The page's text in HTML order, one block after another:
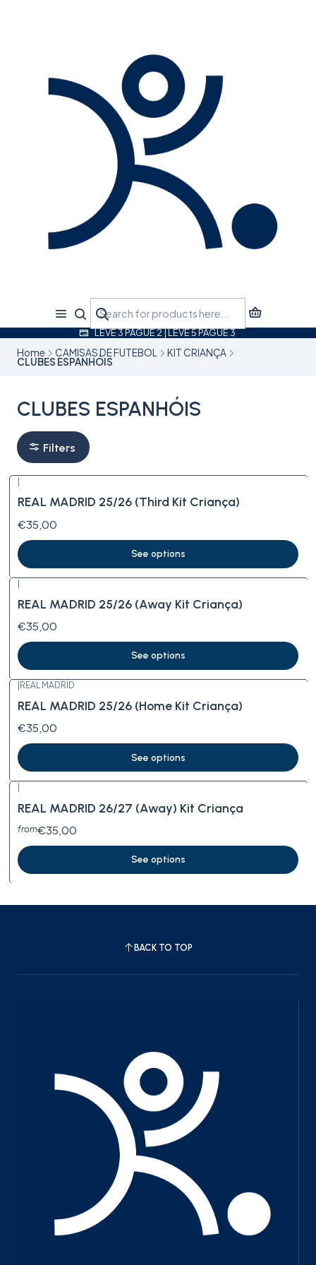
LEVE 3 PAGUE 2 | LEVE 5 PAGUE 3
Home CAMISAS DE FUTEBOL KIT CRIANÇA
CLUBES ESPANHÓIS
CLUBES ESPANHÓIS
Filters
REAL MADRID 25/26 (Third Kit Criança)
€35,00
See options
|
REAL MADRID 25/26 (Away Kit Criança)
€35,00
See options
REAL MADRID
REAL MADRID 25/26 (Home Kit Criança)
€35,00
See options
REAL MADRID 26/27 (Away) Kit Criança
from€35,00
See options
BACK TO TOP